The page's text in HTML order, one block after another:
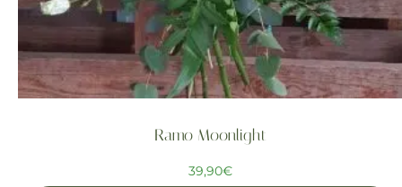
Ramo Moonlight
39,90€